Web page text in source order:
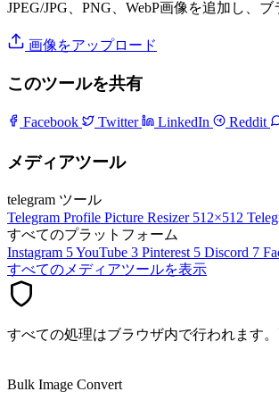
JPEG/JPG、PNG、WebP画像を追加し、
画像をアップロード
このツールを共有
Facebook Twitter LinkedIn Reddit
メディアツール
telegram ツール
Telegram Profile Picture Resizer 512×512
すべてのプラットフォーム
Instagram 5YouTube 3 Pinterest 5 Discord 7
すべてのメディアツールを表示
すべての処理はブラウザ内で行われます
Bulk Image Convert